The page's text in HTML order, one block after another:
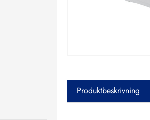
Produktbeskrivning